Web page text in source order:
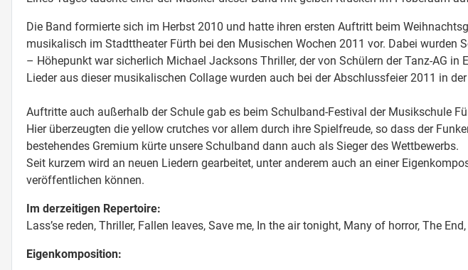
Die Band formierte sich im Herbst 2010 und hatte ihren ersten Auftritt beim
musikalisch im Stadttheater Fürth bei den Musischen Wochen 2011 vor. Dabei wurden
– Höhepunkt war sicherlich Michael Jacksons Thriller, der von Schülern der Tanz-AG
Lieder aus dieser musikalischen Collage wurden auch bei der Abschlussfeier 2011 in
Auftritte auch außerhalb der Schule gab es beim Schulband-Festival der Musikschule
Hier überzeugten die yellow crutches vor allem durch ihre Spielfreude, so dass der
bestehendes Gremium kürte unsere Schulband dann auch als Sieger des Wettbewerbs.
Seit kurzem wird an neuen Liedern gearbeitet, unter anderem auch an einer
veröffentlichen können.
Im derzeitigen Repertoire:
Lass’se reden, Thriller, Fallen leaves, Save me, In the air tonight, Many of horror, The
Eigenkomposition: